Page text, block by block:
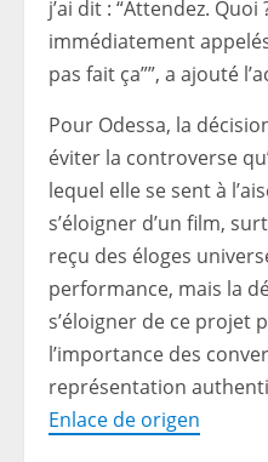
j’ai dit : “Attendez. Quoi
immédiatement
pas fait ça””, a ajouté
Pour Odessa, la
éviter la controverse
lequel elle se sent à
s’éloigner d’un film,
reçu des éloges
performance, mais la
s’éloigner de ce projet
l’importance des
représentation
Enlace de origen